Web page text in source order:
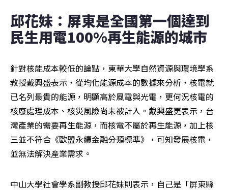
邱花妹：屏東是全國第一個達到
民生用電100%再生能源的城市
針對核能成本較低的論點，東華大學自然資源與環境學系
教授戴興盛表示，從均化能源成本的數據來分析，核電就
已名列最貴的能源，明顯高於風電與光電，更何況核電的
核廢處理成本、核災風險尚未被計入。戴興盛更表示，台
灣產業的需要再生能源，而核電不屬於再生能源，加上核
三並不符合《歐盟永續金融分類標準》，可知發展核電，
並無法解決產業需求。
中山大學社會學系副教授邱花妹則表示，自己是「屏東縣